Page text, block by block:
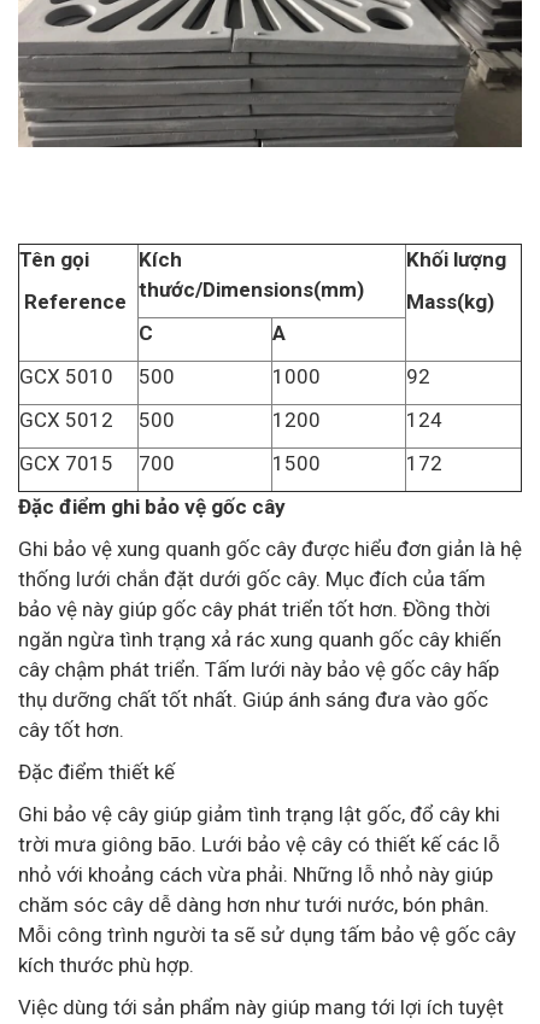
Tên gọi
Reference
Kích
thước/Dimensions(mm)
Khối lượng
Mass(kg)
C
A
GCX 5010
500 1000
92
GCX 5012
500 1200
124
GCX 7015
700 1500
172
Đặc điểm ghi bảo vệ gốc cây
Ghi bảo vệ xung quanh gốc cây được hiểu đơn giản là hệ
thống lưới chắn đặt dưới gốc cây. Mục đích của tấm
bảo vệ này giúp gốc cây phát triển tốt hơn. Đồng thời
ngăn ngừa tình trạng xả rác xung quanh gốc cây khiến
cây chậm phát triển. Tấm lưới này bảo vệ gốc cây hấp
thụ dưỡng chất tốt nhất. Giúp ánh sáng đưa vào gốc
cây tốt hơn.
Đặc điểm thiết kế
Ghi bảo vệ cây giúp giảm tình trạng lật gốc, đổ cây khi
trời mưa giông bão. Lưới bảo vệ cây có thiết kế các lỗ
nhỏ với khoảng cách vừa phải. Những lỗ nhỏ này giúp
chăm sóc cây dễ dàng hơn như tưới nước, bón phân.
Mỗi công trình người ta sẽ sử dụng tấm bảo vệ gốc cây
kích thước phù hợp.
Việc dùng tới sản phẩm này giúp mang tới lợi ích tuyệt